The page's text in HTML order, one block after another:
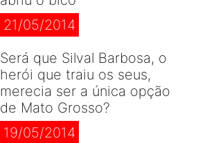
21/05/2014
Será que Silval Barbosa, o
herói que traiu os seus,
merecia ser a única opção
de Mato Grosso?
19/05/2014